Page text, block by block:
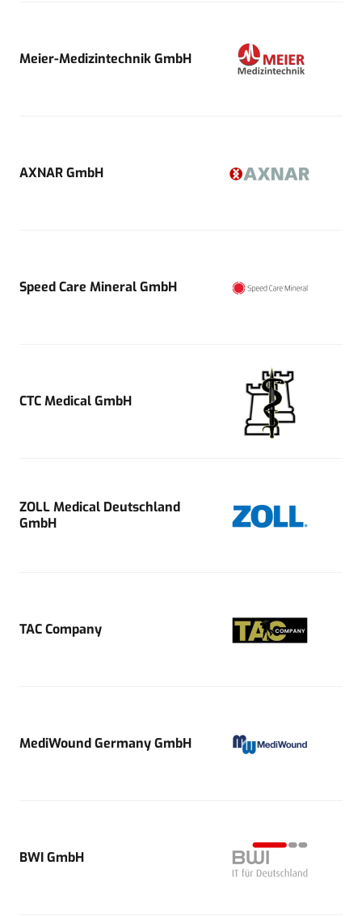
Meier-Medizintechnik GmbH
AXNAR GmbH
Speed Care Mineral GmbH
CTC Medical GmbH
ZOLL Medical Deutschland
GmbH
TAC Company
MediWound Germany GmbH
BWI GmbH